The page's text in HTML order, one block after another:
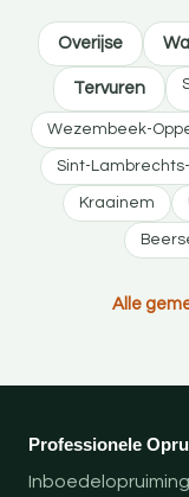
Overijse
Tervuren
Wezembeek-
Sint-
Kraainem
Alle
Professionele